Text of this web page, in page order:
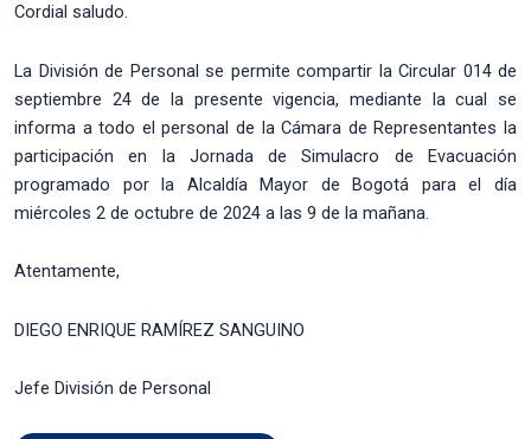
Cordial saludo.
La División de Personal se permite compartir la Circular 014 de
septiembre 24 de la presente vigencia, mediante la cual se
informa a todo el personal de la Cámara de Representantes la
participación en la Jornada de Simulacro de Evacuación
programado por la Alcaldía Mayor de Bogotá para el día
miércoles 2 de octubre de 2024 a las 9 de la mañana.
Atentamente,
DIEGO ENRIQUE RAMÍREZ SANGUINO
Jefe División de Personal